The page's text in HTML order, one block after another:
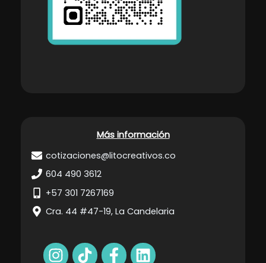
Más información
cotizaciones@litocreativos.co
604 490 3612
+57 301 7267169
Cra. 44 #47-19, La Candelaria